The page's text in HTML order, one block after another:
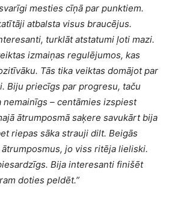
mesties cīņā par punktiem.
atbalsta visus braucējus.
turklāt atstatumi ļoti mazi.
izmaiņas regulējumos, kas
Tās tika veiktas domājot par
Biju priecīgs par progresu, taču
nemainīgs – centāmies izspiest
ātrumposmā saķere savukārt bija
riepas sāka strauji dilt. Beigās
jo viss ritēja lieliski.
Bija interesanti finišēt
doties peldēt.”